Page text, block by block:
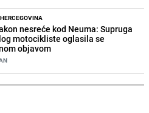
nesreće kod Neuma: Supruga
motocikliste oglasila se
objavom